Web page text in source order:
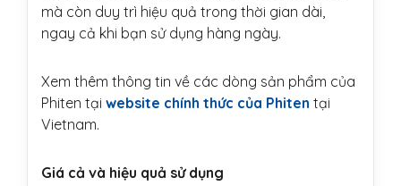
mà còn duy trì hiệu quả trong thời gian dài,
ngay cả khi bạn sử dụng hàng ngày.
Xem thêm thông tin về các dòng sản phẩm của
Phiten tại website chính thức của Phiten tại
Vietnam.
Giá cả và hiệu quả sử dụng